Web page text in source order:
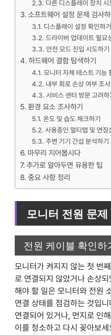
다른 디스플레이 장치 시
소프트웨어 설정 문제 검사하
디스플레이 설정 확인하기
드라이버 업데이트 필요
안전 모드 진입 시도하기
하드웨어 결함 탐색하기
모니터 자체 테스트 기능
내부 회로 손상 여부 조사
서비스 센터 방문 고려하
환경 요소 조사하기
온도 및 습도 체크하기
사용중인 멀티탭 및 연장
주변 기기 간섭 분석하기
마무리 지어봅시다
추가로 알아두면 유용한 팁
중요 사항 정리
모니터 전원 문
전원 케이블 확인하
모니터가 켜지지 않는 첫 번
로 연결되지 않았거나 손상
해야 할 일은 모니터와 전원
연결 상태를 점검하는 것입
연결되어 있거나, 먼지로 인
이를 청소하고 다시 꽂아보